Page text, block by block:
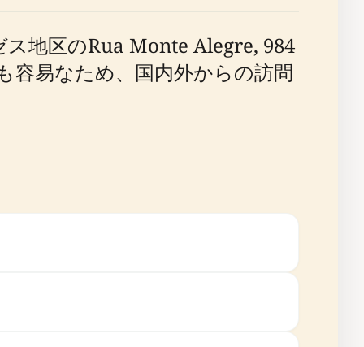
地区のRua Monte Alegre, 984
容易なため、国内外からの訪問